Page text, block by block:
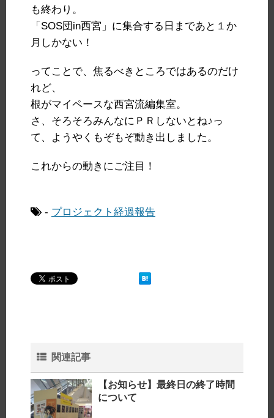
も終わり。
「SOS団in西宮」に集合する日まであと１か
月しかない！
ってことで、焦るべきところではあるのだけ
れど、
根がマイペースな西宮流編集室。
さ、そろそろみんなにＰＲしないとね♪っ
て、ようやくもぞもぞ動き出しました。
これからの動きにご注目！
- プロジェクト経過報告
関連記事
【お知らせ】最終日の終了時間
について